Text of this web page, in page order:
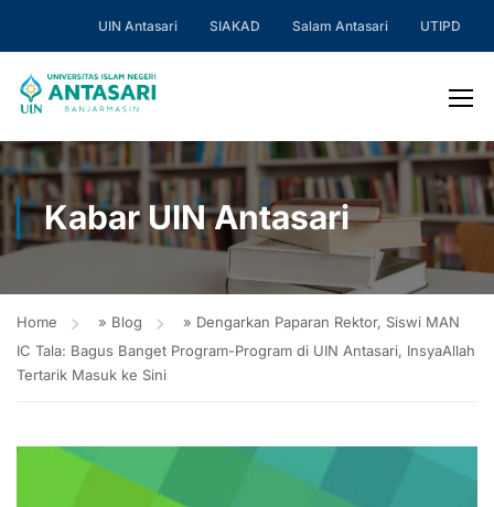
UIN Antasari SIAKAD Salam Antasari UTIPD
Kabar UIN Antasari
Home » Blog » Dengarkan Paparan Rektor, Siswi MAN
IC Tala: Bagus Banget Program-Program di UIN Antasari, InsyaAllah
Tertarik Masuk ke Sini